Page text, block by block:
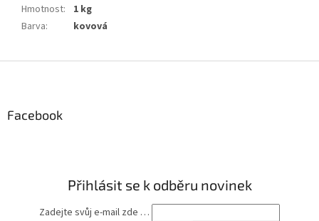
Hmotnost:
1 kg
Barva: kovová
Facebook
Přihlásit se k odběru novinek
Zadejte svůj e-mail zde …